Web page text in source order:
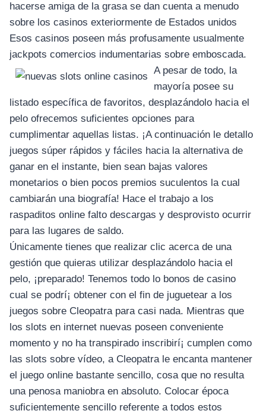
hacerse amiga de la grasa se dan cuenta a menudo
sobre los casinos exteriormente de Estados unidos
Esos casinos poseen más profusamente usualmente
jackpots comercios indumentarias sobre emboscada.
A pesar de todo, la
mayorí­a posee su
listado específica de favoritos, desplazándolo hacia el
pelo ofrecemos suficientes opciones para
cumplimentar aquellas listas. ¡A continuación le detallo
juegos súper rápidos y fáciles hacia la alternativa de
ganar en el instante, bien sean bajas valores
monetarios o bien pocos premios suculentos la cual
cambiarán una biografía! Hace el trabajo a los
raspaditos online falto descargas y desprovisto ocurrir
para las lugares de saldo.
Únicamente tienes que realizar clic acerca de una
gestión que quieras utilizar desplazándolo hacia el
pelo, ¡preparado! Tenemos todo lo bonos de casino
cual se podrí¡ obtener con el fin de juguetear a los
juegos sobre Cleopatra para casi nada. Mientras que
los slots en internet nuevas poseen conveniente
momento y no ha transpirado inscribirí¡ cumplen como
las slots sobre vídeo, a Cleopatra le encanta mantener
el juego online bastante sencillo, cosa que no resulta
una penosa maniobra en absoluto. Colocar época
suficientemente sencillo referente a todos estos